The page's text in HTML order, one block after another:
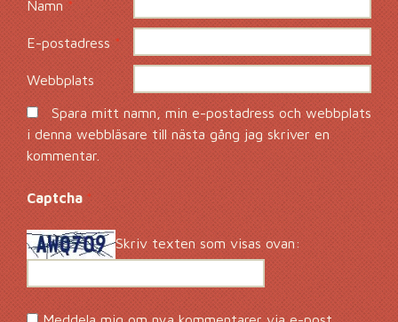
Namn*
E-postadress *
Webbplats
Spara mitt namn, min e-postadress och webbplats
i denna webbläsare till nästa gång jag skriver en
kommentar.
Captcha *
Skriv texten som visas ovan: